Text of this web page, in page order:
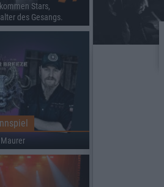
Stars,
des Gesangs.